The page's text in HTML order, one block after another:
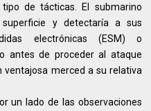
de tácticas. El submarino
y detectaría a sus
electrónicas (ESM) o
antes de proceder al ataque
ventajosa merced a su relativa
un lado de las observaciones